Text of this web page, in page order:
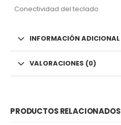
Conectividad del teclado
INFORMACIÓN ADICIONAL
VALORACIONES (0)
PRODUCTOS RELACIONADOS